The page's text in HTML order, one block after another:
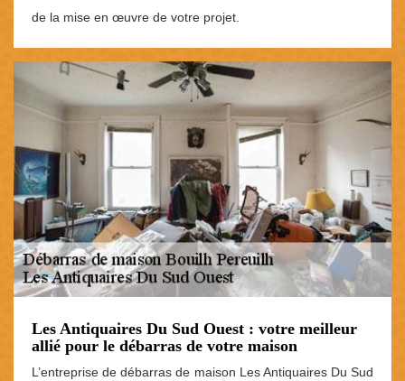
de la mise en œuvre de votre projet.
Les Antiquaires Du Sud Ouest : votre meilleur
allié pour le débarras de votre maison
L’entreprise de débarras de maison Les Antiquaires Du Sud